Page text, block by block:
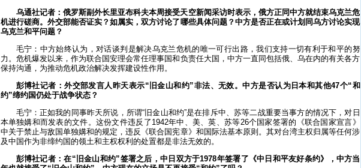
乌通社记者：俄罗斯副外长里亚布科夫本周接受天空新闻采访时表示，俄方正同中方就结束乌克兰危
机进行磋商。外交部能否证实？如属实，双方讨论了哪些具体问题？中方是否正在或计划同乌方讨论实现
乌克兰和平问题？
毛宁：中方始终认为，对话谈判是解决乌克兰危机的唯一可行出路，我们支持一切有利于和平的努
力。危机爆发以来，作为联合国安理会常任理事国和负责任大国，中方一直同包括俄、乌在内的有关各方
保持沟通，为推动危机政治解决发挥建设性作用。
彭博社记者：外交部发言人昨天表示“旧金山和约”非法、无效。中方是否认为日本和其他47个“和
约”缔约国仍处于战争状态？
毛宁：正如我的同事昨天所说，所谓“旧金山和约”是在排斥中、苏等二战重要当事方的情况下，对日
本单独媾和而发表的文件。这份文件违反了1942年中、美、英、苏等26个国家签署的《联合国家宣言》
中关于禁止与敌国单独媾和的规定，违反《联合国宪章》和国际法基本原则。其对台湾主权归属等任何涉
及中国作为非缔约国的领土和主权权利的处置都是非法无效的。
彭博社记者：在“旧金山和约”签署之后，中日双方于1978年签署了《中日和平友好条约》，中方当